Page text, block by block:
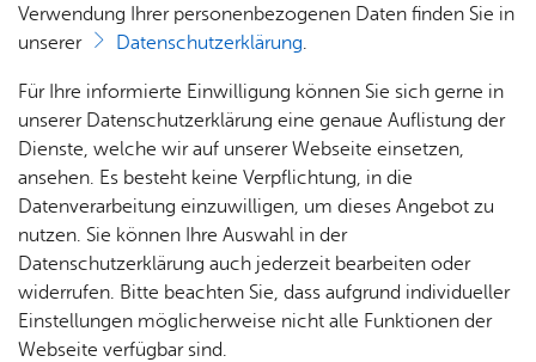
Rat­
haus &
Bür­
ger­
ser­vice
Rat­
häu­ser
& Orts­
ver­
wal­
Nach­
rich­
ten,
Vi­de­os
& Bil­
der
Me­di­
en­in­
for­ma­
tio­nen
Jobs
Stel­
len­an­
ge­bo­te
Aus­bil­
dung &
Stu­di­
um
Bauen
& Um­
welt
Geo­
da­ten
& 3D-
Stadt­
Ge­
sund­
heit &
kum
Ärzte &
Apo­
Vor­le­sen
Verwendung Ihrer personenbezogenen Daten finden Sie in
unserer
Datenschutzerklärung.
Für Ihre informierte Einwilligung können Sie sich gerne in
unserer Datenschutzerklärung eine genaue Auflistung der
Dienste, welche wir auf unserer Webseite einsetzen,
ansehen. Es besteht keine Verpflichtung, in die
Datenverarbeitung einzuwilligen, um dieses Angebot zu
nutzen. Sie können Ihre Auswahl in der
Datenschutzerklärung auch jederzeit bearbeiten oder
widerrufen. Bitte beachten Sie, dass aufgrund individueller
Einstellungen möglicherweise nicht alle Funktionen der
Webseite verfügbar sind.